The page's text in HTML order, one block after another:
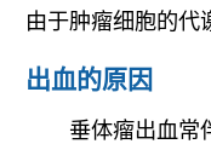
由于肿瘤细胞的代
出血的原因
垂体瘤出血常